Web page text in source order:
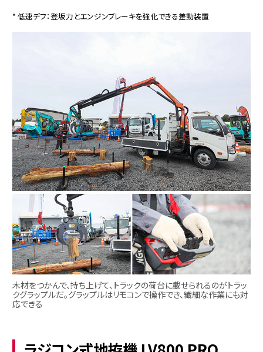
* 低速デフ：登坂力とエンジンブレーキを強化できる差動装置
木材をつかんで、持ち上げて、トラックの荷台に載せられるのがトラッ
クグラップルだ。グラップルはリモコンで操作でき、繊細な作業にも対
応できる